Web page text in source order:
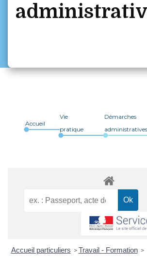
Accueil
Vie
pratique
Démarches
administratives
Accueil particuliers > Travail - Formation >